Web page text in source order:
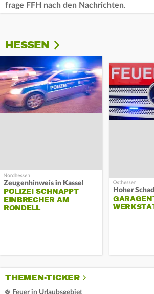
frage FFH nach den Nachrichten.
HESSEN
Zeugenhinweis in Kassel
POLIZEI SCHNAPPT
EINBRECHER AM
RONDELL
Hoher
THEMEN-TICKER
Feuer in Urlaubsgebiet